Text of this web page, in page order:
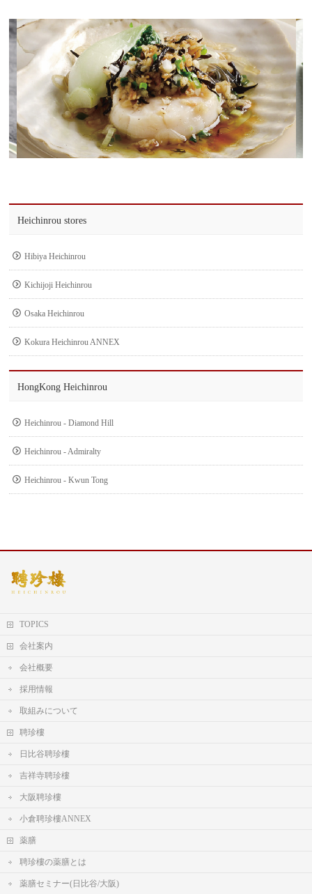
Heichinrou stores
Hibiya Heichinrou
Kichijoji Heichinrou
Osaka Heichinrou
Kokura Heichinrou ANNEX
HongKong Heichinrou
Heichinrou - Diamond Hill
Heichinrou - Admiralty
Heichinrou - Kwun Tong
TOPICS
会社案内
会社概要
採用情報
取組みについて
聘珍樓
日比谷聘珍樓
吉祥寺聘珍樓
大阪聘珍樓
小倉聘珍樓ANNEX
薬膳
聘珍樓の薬膳とは
薬膳セミナー(日比谷/大阪)